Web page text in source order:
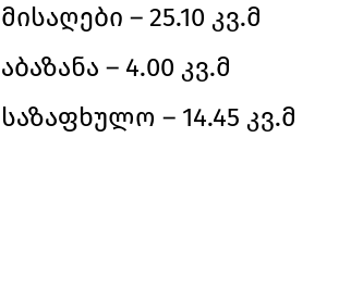
მისაღები – 25.10 კვ.მ
აბაზანა – 4.00 კვ.მ
საზაფხულო – 14.45 კვ.მ